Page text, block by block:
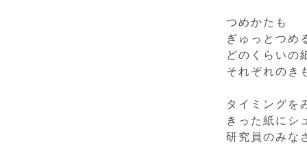
つめかたも
ぎゅっとつめ
どのくらいの
それぞれのき
タイミングを
きった紙にシ
研究員のみな